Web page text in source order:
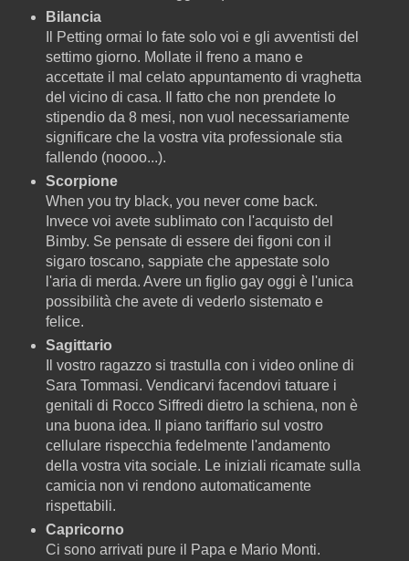
Bilancia
Il Petting ormai lo fate solo voi e gli avventisti del
settimo giorno. Mollate il freno a mano e
accettate il mal celato appuntamento di vraghetta
del vicino di casa. Il fatto che non prendete lo
stipendio da 8 mesi, non vuol necessariamente
significare che la vostra vita professionale stia
fallendo (noooo...).
Scorpione
When you try black, you never come back.
Invece voi avete sublimato con l'acquisto del
Bimby. Se pensate di essere dei figoni con il
sigaro toscano, sappiate che appestate solo
l'aria di merda. Avere un figlio gay oggi è l'unica
possibilità che avete di vederlo sistemato e
felice.
Sagittario
Il vostro ragazzo si trastulla con i video online di
Sara Tommasi. Vendicarvi facendovi tatuare i
genitali di Rocco Siffredi dietro la schiena, non è
una buona idea. Il piano tariffario sul vostro
cellulare rispecchia fedelmente l'andamento
della vostra vita sociale. Le iniziali ricamate sulla
camicia non vi rendono automaticamente
rispettabili.
Capricorno
Ci sono arrivati pure il Papa e Mario Monti.